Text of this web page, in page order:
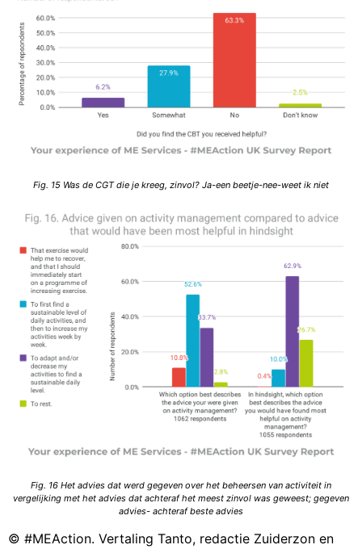
Fig. 15 Was de CGT die je kreeg, zinvol? Ja-een beetje-nee-weet ik niet
Fig. 16 Het advies dat werd gegeven over het beheersen van activiteit in
vergelijking met het advies dat achteraf het meest zinvol was geweest; gegeven
advies- achteraf beste advies
© #MEAction. Vertaling Tanto, redactie Zuiderzon en